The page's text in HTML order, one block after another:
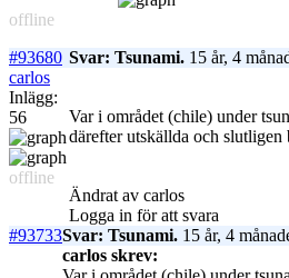
offline
#93680 Svar: Tsunami. 15 år, 4
carlos
Inlägg:
56
offline
Var i området (chile) under
därefter utskällda och
Ändrat av carlos
Logga in för att svara
#93733Svar: Tsunami. 15 år, 4
carlos skrev: